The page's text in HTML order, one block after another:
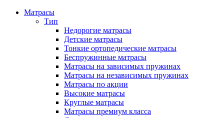
Матрасы
Тип
Недорогие матрасы
Детские матрасы
Тонкие ортопедические матрасы
Беспружинные матрасы
Матрасы на зависимых пружинах
Матрасы на независимых пружинах
Матрасы по акции
Высокие матрасы
Круглые матрасы
Матрасы премиум класса